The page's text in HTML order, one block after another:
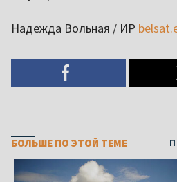
Надежда Вольная / ИР
БОЛЬШЕ ПО ЭТОЙ ТЕМЕ